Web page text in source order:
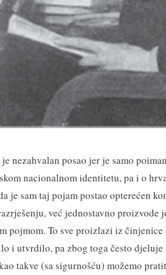
nezahvalan posao jer je samo
nacionalnom identitetu, pa i o
je sam taj pojam postao opterećen
već jednostavno proizvode
pojmom. To sve proizlazi iz činjenice
i utvrdilo, pa zbog toga često
takve (sa sigurnošću) možemo